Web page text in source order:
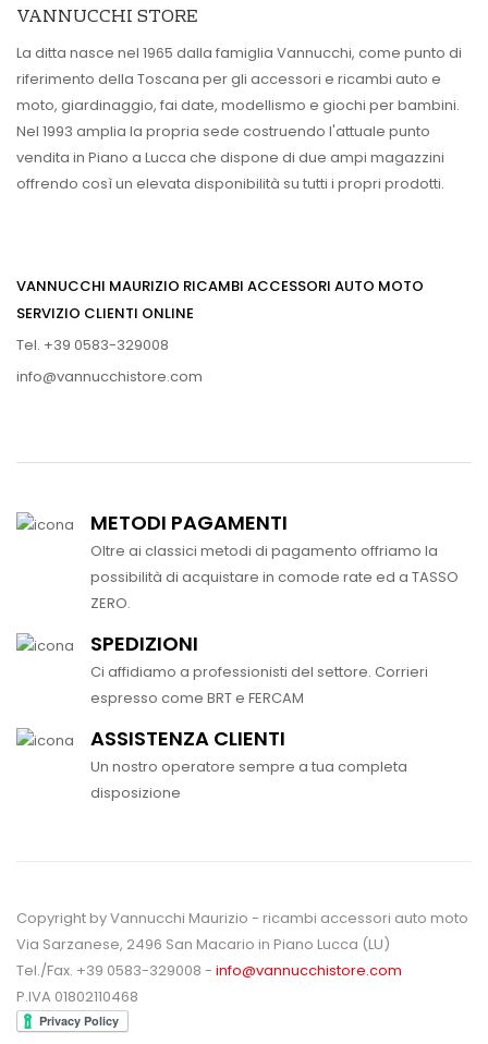
VANNUCCHI STORE
La ditta nasce nel 1965 dalla famiglia Vannucchi, come punto di
riferimento della Toscana per gli accessori e ricambi auto e
moto, giardinaggio, fai date, modellismo e giochi per bambini.
Nel 1993 amplia la propria sede costruendo l'attuale punto
vendita in Piano a Lucca che dispone di due ampi magazzini
offrendo così un elevata disponibilità su tutti i propri prodotti.
VANNUCCHI MAURIZIO RICAMBI ACCESSORI AUTO MOTO
SERVIZIO CLIENTI ONLINE
Tel. +39 0583-329008
info@vannucchistore.com
METODI PAGAMENTI
Oltre ai classici metodi di pagamento offriamo la
possibilità di acquistare in comode rate ed a TASSO
ZERO.
SPEDIZIONI
Ci affidiamo a professionisti del settore. Corrieri
espresso come BRT e FERCAM
ASSISTENZA CLIENTI
Un nostro operatore sempre a tua completa
disposizione
Copyright by Vannucchi Maurizio - ricambi accessori auto moto
Via Sarzanese, 2496 San Macario in Piano Lucca (LU)
Tel./Fax. +39 0583-329008 - info@vannucchistore.com
P.IVA 01802110468